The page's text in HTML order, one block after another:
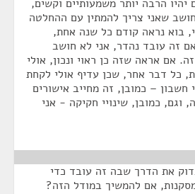
יהיו הרבה יותר משמעותיים וקשים,
שאני צריך להמתין עם ההחלטה
בוא נראה קודם כל שנה אחת,
זה עובד נהדר, אני לא חושב
אם אראה שזה כן ראוי ונכון, אולי
כל דבר אחר, שכן עדיף אולי לקחת
חשבון – כמובן, זה מחייב אישורים
וגם, כמובן, שינויי חקיקה - אני
את הדרך שבה זה עובד כדי
אם להמשיך במודל הזה?